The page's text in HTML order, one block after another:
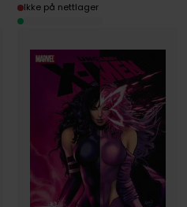
Ikke på nettlager